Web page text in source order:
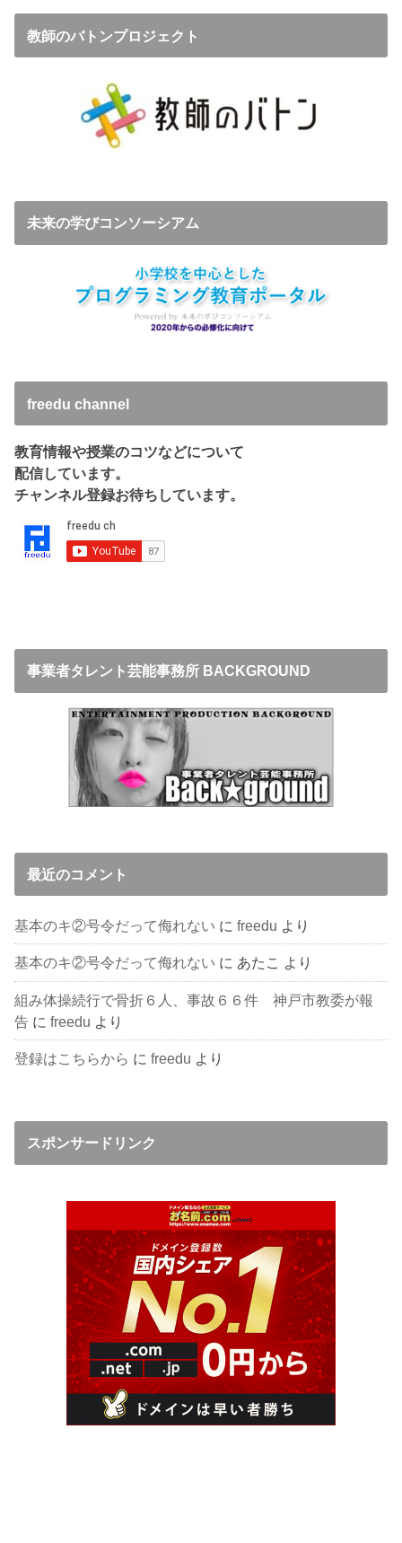
教師のバトンプロジェクト
未来の学びコンソーシアム
freedu channel
教育情報や授業のコツなどについて
配信しています。
チャンネル登録お待ちしています。
事業者タレント芸能事務所 BACKGROUND
最近のコメント
基本のキ②号令だって侮れない にfreedu より
基本のキ②号令だって侮れない に あたこ より
組み体操続行で骨折６人、事故６６件 神戸市教委が報
告 にfreedu より
登録はこちらから にfreedu より
スポンサードリンク